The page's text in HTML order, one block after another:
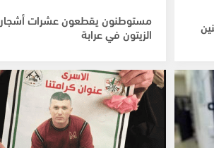
مستوطنون يقطعون عشرات أشجار
الزيتون في عرابة